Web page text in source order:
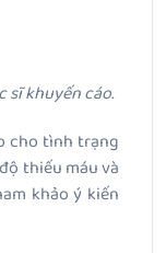
sĩ khuyến cáo.
cho tình trạng
thiếu máu và
khảo ý kiến